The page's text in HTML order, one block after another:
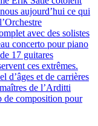
aujourd’hui ce qui
avec des solistes
concerto pour piano
17 guitares
ces extrêmes.
d’âges et de carrières
de l’Arditti
de composition pour